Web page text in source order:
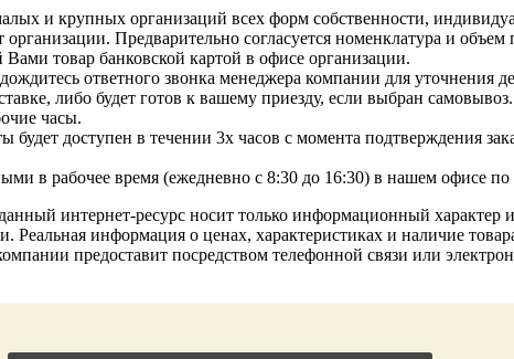
и крупных организаций всех форм собственности,
Предварительно согласуется номенклатура и объем
товар банковской картой в офисе организации.
ответного звонка менеджера компании для уточнения
либо будет готов к вашему приезду, если выбран
часы.
будет доступен в течении 3х часов с момента подтверждения
в рабочее время (ежедневно с 8:30 до 16:30) в нашем офисе по
интернет-ресурс носит только информационный характер
Реальная информация о ценах, характеристиках и наличие
предоставит посредством телефонной связи или